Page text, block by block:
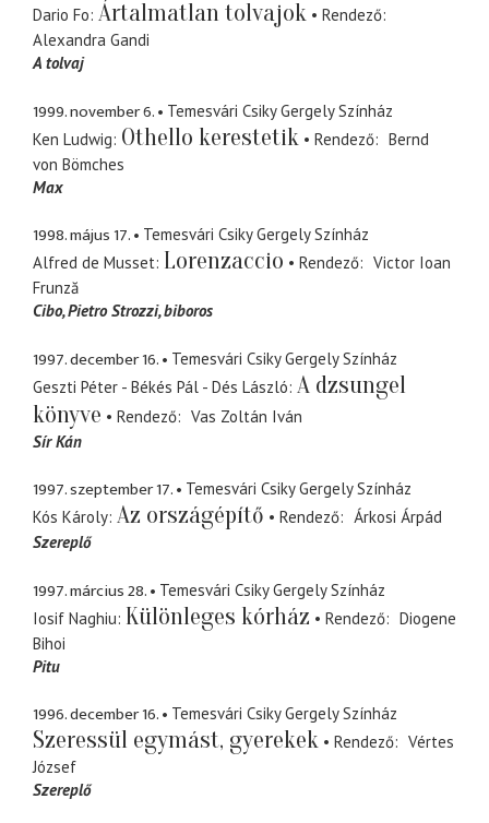
Dario Fo Ártalmatlan tolvajok
Rendező
Alexandra Gandi
A tolvaj
1999. november 6.
Temesvári Csiky Gergely Színház
Ken Ludwig Othello kerestetik Rendező
Bernd
von Bömches
Max
1998. május 17.
Temesvári Csiky Gergely Színház
Alfred de Musset Lorenzaccio Rendező
Victor Ioan
Frunză
Cibo, Pietro Strozzi biboros
1997. december 16.
Temesvári Csiky Gergely Színház
Geszti Péter - Békés Pál - Dés László A dzsungel
könyve
Rendező
Vas Zoltán Iván
Sír Kán
1997. szeptember 17.
Temesvári Csiky Gergely Színház
Kós Károly Az országépítő Rendező
Árkosi Árpád
Szereplő
1997. március 28.
Temesvári Csiky Gergely Színház
Iosif Naghiu Különleges kórház Rendező
Diogene
Bihoi
Pitu
1996. december 16. Temesvári Csiky Gergely Színház
Szeressül egymást, gyerekek Rendező
Vértes
József
Szereplő